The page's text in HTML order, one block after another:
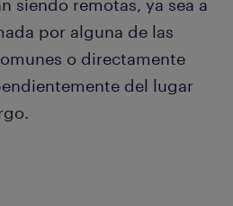
siendo remotas, ya sea a
por alguna de las
o directamente
del lugar